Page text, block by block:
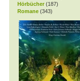
Hörbücher (187)
Romane (343)